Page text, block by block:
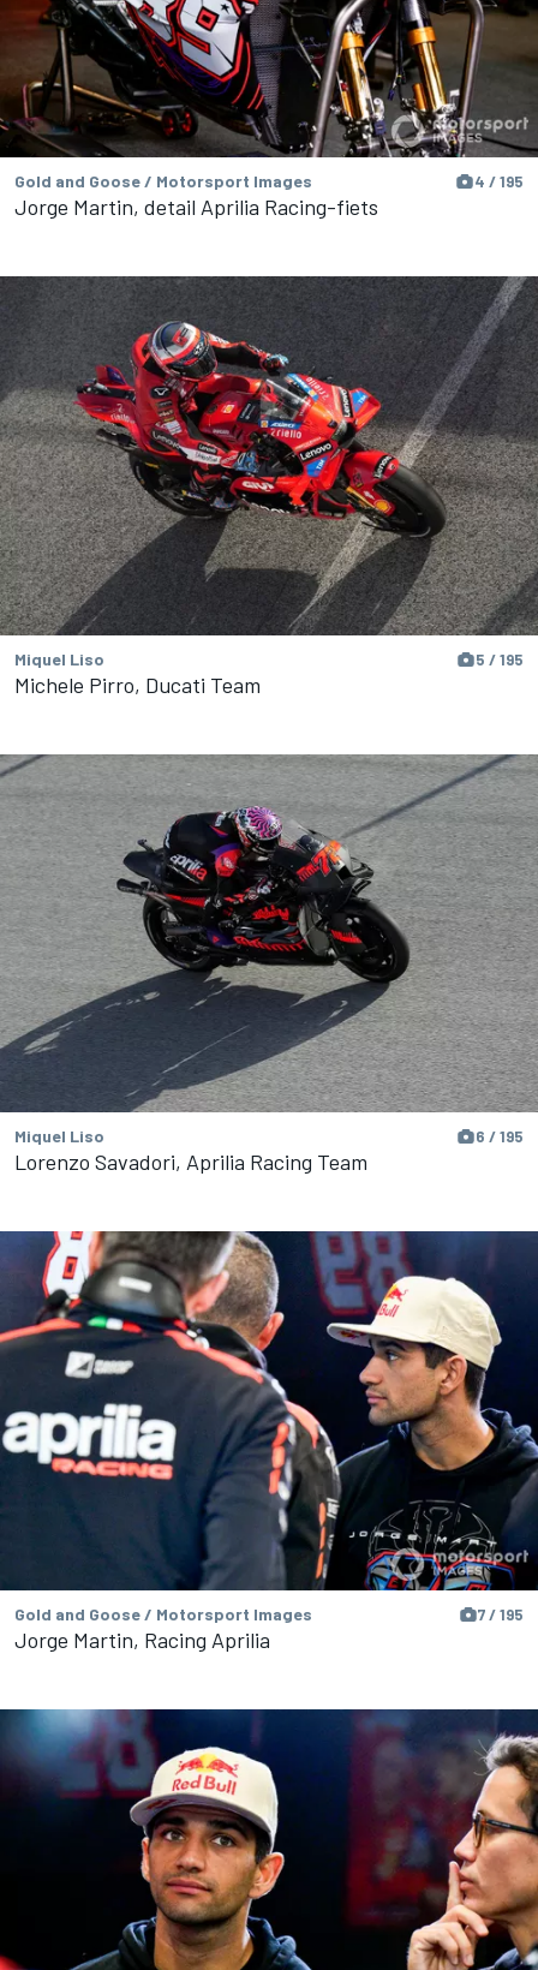
Gold and Goose / Motorsport Images 4 / 195
Jorge Martin, detail Aprilia Racing-fiets
Miquel Liso 5 / 195
Michele Pirro, Ducati Team
Miquel Liso 6 / 195
Lorenzo Savadori, Aprilia Racing Team
Gold and Goose / Motorsport Images 7 / 195
Jorge Martin, Racing Aprilia